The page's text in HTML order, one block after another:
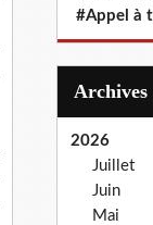
#Appel à
Archives
2026
Juillet
Juin
Mai